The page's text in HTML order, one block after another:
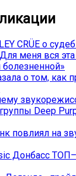
CRÜE о
меня вся
о том, как
Deep
повлиял на
Донбасс